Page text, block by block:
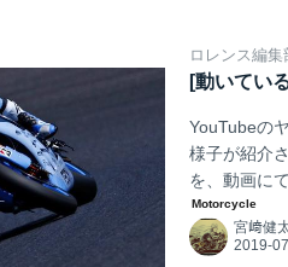
ロレンス編集
[動いてい
YouTubeの
様子が紹介
を、動画に
宮﨑健